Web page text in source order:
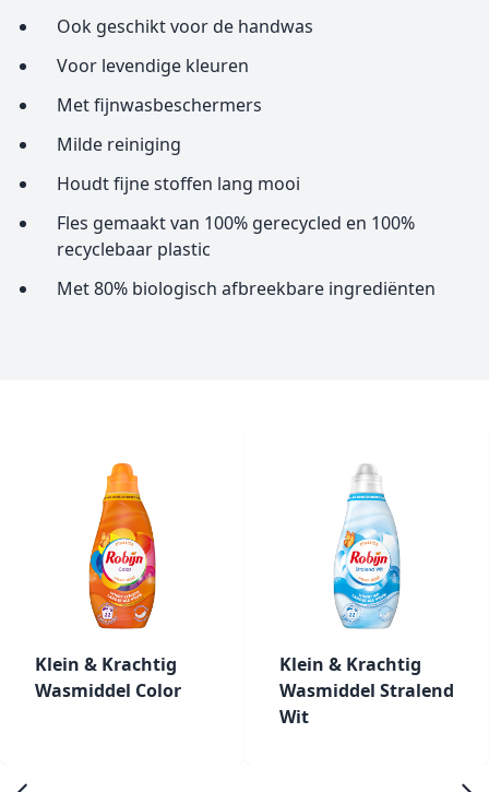
Ook geschikt voor de handwas
Voor levendige kleuren
Met fijnwasbeschermers
Milde reiniging
Houdt fijne stoffen lang mooi
Fles gemaakt van 100% gerecycled en 100%
recyclebaar plastic
Met 80% biologisch afbreekbare ingrediënten
Klein & Krachtig
Wasmiddel Color
Klein & Krachtig
Wasmiddel Stralend
Wit